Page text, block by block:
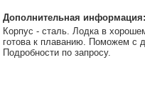
Дополнительная информация:
Корпус - сталь. Лодка в
готова к плаванию. Поможем с
Подробности по запросу.